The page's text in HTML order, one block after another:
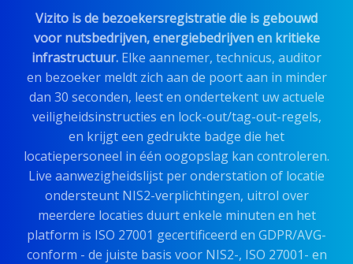
Vizito is de bezoekersregistratie die is gebouwd
voor nutsbedrijven, energiebedrijven en kritieke
infrastructuur. Elke aannemer, technicus, auditor
en bezoeker meldt zich aan de poort aan in minder
dan 30 seconden, leest en ondertekent uw actuele
veiligheidsinstructies en lock-out/tag-out-regels,
en krijgt een gedrukte badge die het
locatiepersoneel in één oogopslag kan controleren.
Live aanwezigheidslijst per onderstation of locatie
ondersteunt NIS2-verplichtingen, uitrol over
meerdere locaties duurt enkele minuten en het
platform is ISO 27001 gecertificeerd en GDPR/AVG-
conform - de juiste basis voor NIS2-, ISO 27001- en